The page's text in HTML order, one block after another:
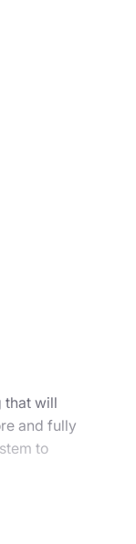
that will
and fully
to